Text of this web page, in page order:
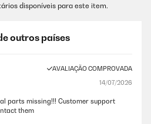
disponíveis para este item.
outros países
AVALIAÇÃO COMPROVADA
14/07/2026
parts missing!!! Customer support
them